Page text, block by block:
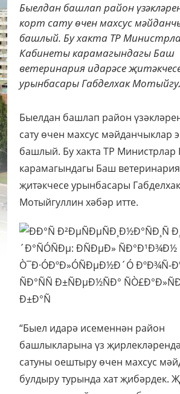
Быелдан башлап район
корт сату өчен махсус
башлый. Бу хакта ТР
Кабинеты карамагындагы Баш
ветеринария идарәсе
урынбасары Габделхак
Быелдан башлап район
сату өчен махсус мәйданчыклар
башлый. Бу хакта ТР Министрлар
карамагындагы Баш
җитәкчесе урынбасары Габделхак
Мотыйгуллин хәбәр итте.
“Быел идарә исеменнән район
башлыкларына үз
сатуны оештыру өчен махсус
булдыру турында хат җибәрдек.